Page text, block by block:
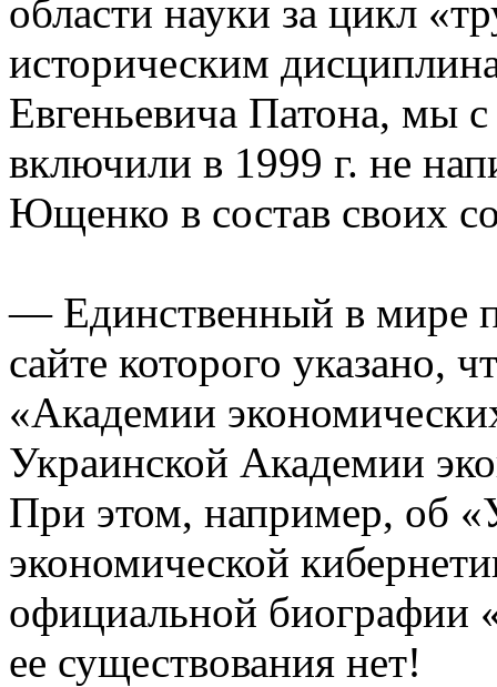
области науки за цикл
историческим
Евгеньевича Патона, мы
включили в 1999 г. не
Ющенко в состав своих
— Единственный в мире
сайте которого указано,
«Академии
Украинской Академии
При этом, например, об
экономической
официальной биографии
ее существования нет!